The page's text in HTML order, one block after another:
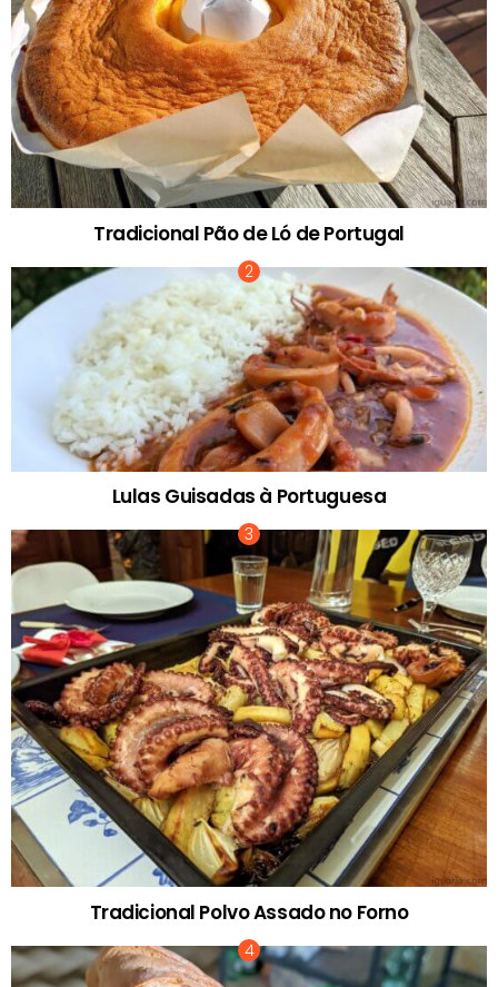
Tradicional Pão de Ló de Portugal
Lulas Guisadas à Portuguesa
Tradicional Polvo Assado no Forno